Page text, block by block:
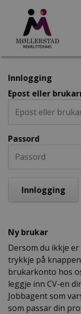
Innlogging
Epost eller
Passord
Ny brukar
Dersom du ikkje
trykkje på
brukarkonto hos
leggje inn CV-en
Jobbagent som
som passar din